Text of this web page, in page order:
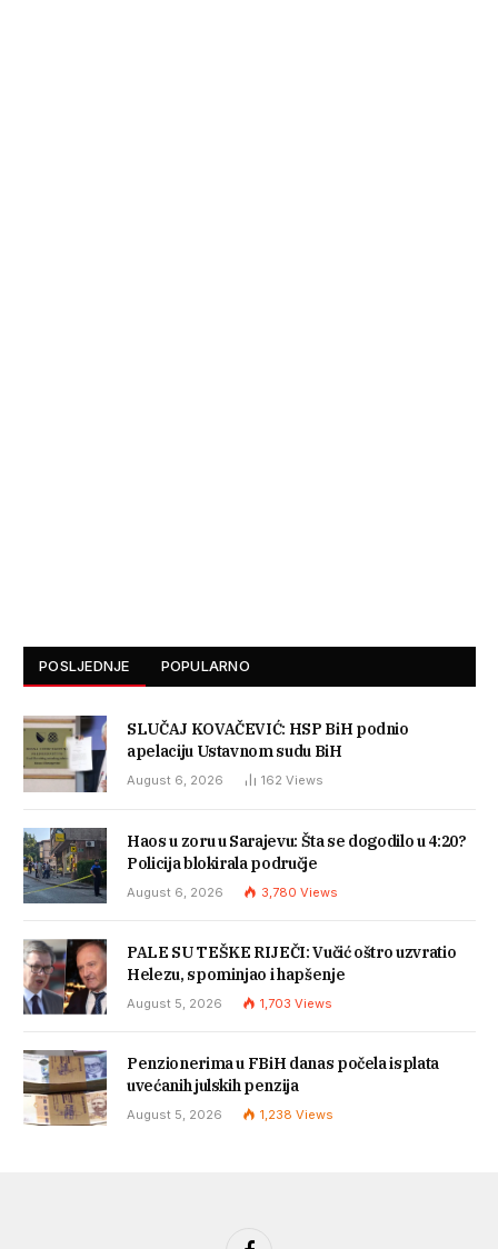
POSLJEDNJE POPULARNO
SLUČAJ KOVAČEVIĆ: HSP BiH podnio
apelaciju Ustavnom sudu BiH
August 6, 2026 162 Views
Haos u zoru u Sarajevu: Šta se dogodilo u 4:20?
Policija blokirala područje
August 6, 2026 3,780 Views
PALE SU TEŠKE RIJEČI: Vučić oštro uzvratio
Helezu, spominjao i hapšenje
August 5, 2026 1,703 Views
Penzionerima u FBiH danas počela isplata
uvećanih julskih penzija
August 5, 2026 1,238 Views